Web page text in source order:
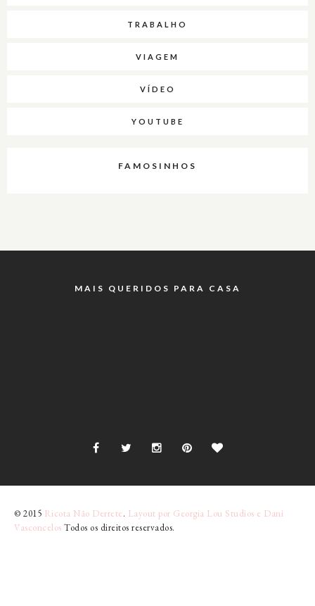
TRABALHO
VIAGEM
VÍDEO
YOUTUBE
FAMOSINHOS
MAIS QUERIDOS PARA CASA
© 2015 Ricota Não Derrete. Layout por Georgia Lou Studios e Dani
Vasconcelos Todos os direitos reservados.